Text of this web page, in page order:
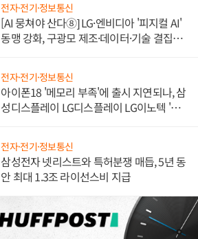
전자·전기·정보통신
[AI 뭉쳐야 산다⑧] LG·엔비디아 '피지컬 AI'
동맹 강화, 구광모 제조·데이터·기술 결집
전자·전기·정보통신
아이폰18 '메모리 부족'에 출시 지연되나, 삼
성디스플레이 LG디스플레이 LG이노텍 '탈
전자·전기·정보통신
삼성전자 넷리스트와 특허분쟁 매듭, 5년 동
안 최대 1.3조 라이선스비 지급